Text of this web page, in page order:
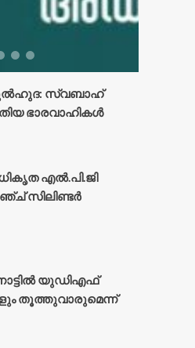
സ്വബാഹ്
ഭാരവാഹികൾ
എൽ.പി.ജി
സിലിണ്ടർ
യുഡിഎഫ്
തൂത്തുവാരുമെന്ന്